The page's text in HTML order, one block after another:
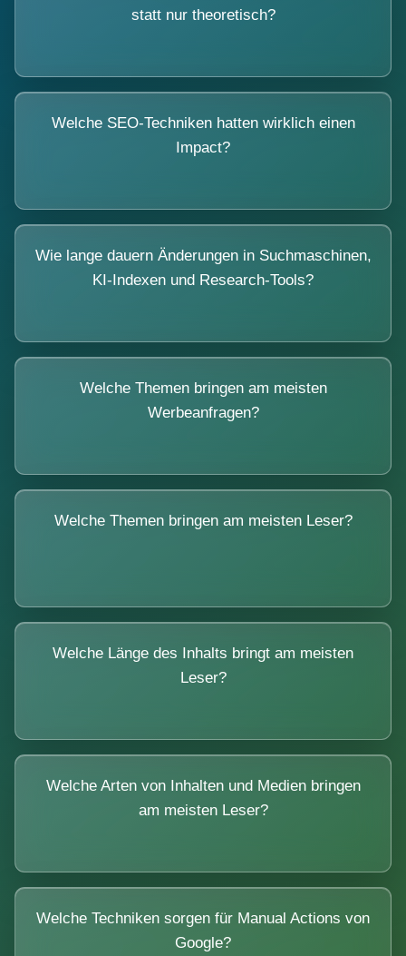
statt nur theoretisch?
Welche SEO-Techniken hatten wirklich einen
Impact?
Wie lange dauern Änderungen in Suchmaschinen,
KI-Indexen und Research-Tools?
Welche Themen bringen am meisten
Werbeanfragen?
Welche Themen bringen am meisten Leser?
Welche Länge des Inhalts bringt am meisten
Leser?
Welche Arten von Inhalten und Medien bringen
am meisten Leser?
Welche Techniken sorgen für Manual Actions von
Google?